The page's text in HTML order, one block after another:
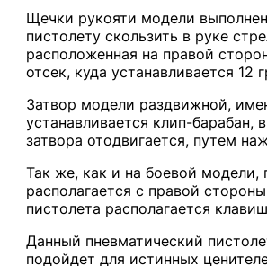
Щечки рукояти модели
пистолету скользить в руке
расположенная на правой
отсек, куда устанавливается
Затвор модели раздвижной,
устанавливается клип-
затвора отодвигается, путем
Так же, как и на боевой
располагается с правой
пистолета располагается
Данный пневматический
подойдет для истинных